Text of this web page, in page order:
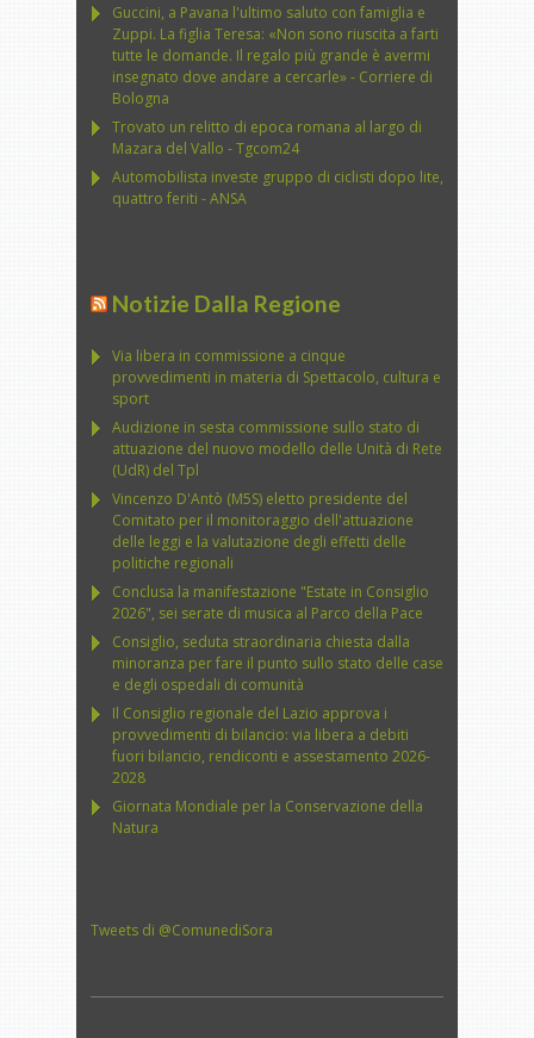
Guccini, a Pavana l'ultimo saluto con famiglia e
Zuppi. La figlia Teresa: «Non sono riuscita a farti
tutte le domande. Il regalo più grande è avermi
insegnato dove andare a cercarle» - Corriere di
Bologna
Trovato un relitto di epoca romana al largo di
Mazara del Vallo - Tgcom24
Automobilista investe gruppo di ciclisti dopo lite,
quattro feriti - ANSA
Notizie Dalla Regione
Via libera in commissione a cinque
provvedimenti in materia di Spettacolo, cultura e
sport
Audizione in sesta commissione sullo stato di
attuazione del nuovo modello delle Unità di Rete
(UdR) del Tpl
Vincenzo D'Antò (M5S) eletto presidente del
Comitato per il monitoraggio dell'attuazione
delle leggi e la valutazione degli effetti delle
politiche regionali
Conclusa la manifestazione "Estate in Consiglio
2026", sei serate di musica al Parco della Pace
Consiglio, seduta straordinaria chiesta dalla
minoranza per fare il punto sullo stato delle case
e degli ospedali di comunità
Il Consiglio regionale del Lazio approva i
provvedimenti di bilancio: via libera a debiti
fuori bilancio, rendiconti e assestamento 2026-
2028
Giornata Mondiale per la Conservazione della
Natura
Tweets di @ComunediSora